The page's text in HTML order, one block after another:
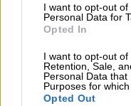
I want to opt-out
Personal Data for
Opted In
I want to opt-out of
Retention, Sale,
Personal Data
Purposes for
Opted Out
View